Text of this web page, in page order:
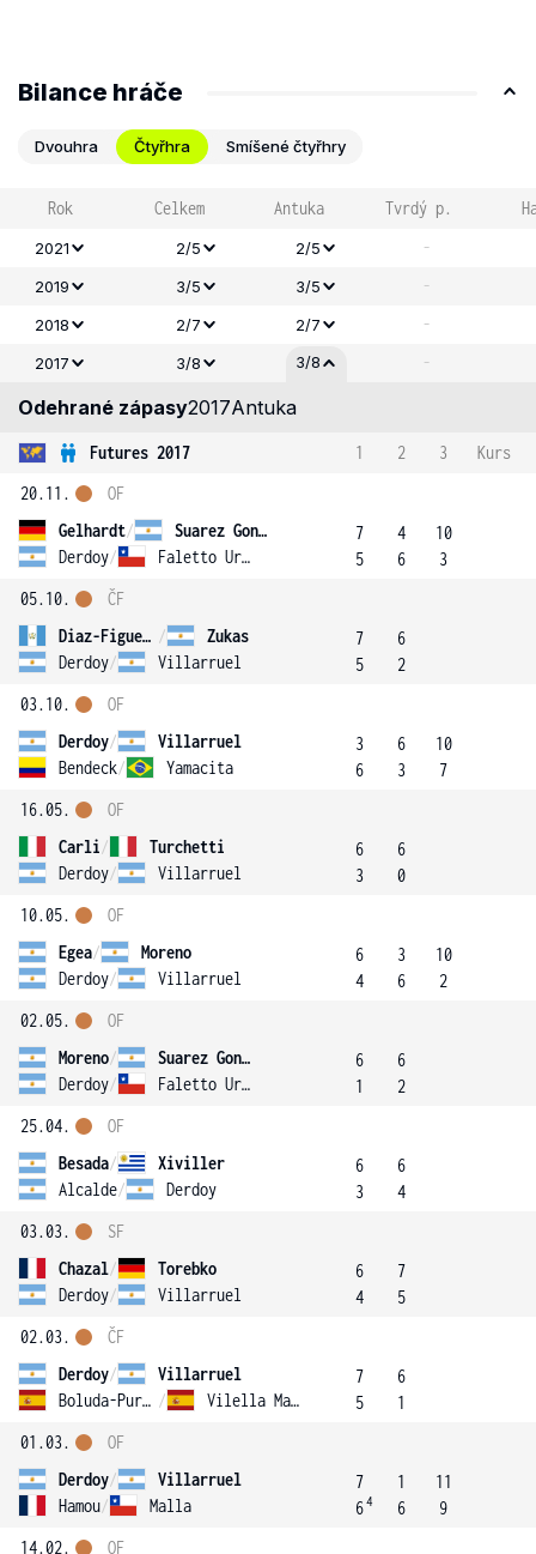
Bilance hráče
Dvouhra Čtyřhra Smíšené čtyřhry
Rok Celkem Antuka Tvrdý p.
2021 2/5 2/5 -
2019 3/5 3/5 -
2018 2/7 2/7 -
2017 3/8 3/8 -
Odehrané zápasy2017Antuka
Futures 2017 1 2 3
Kurs
20.11.
Gelhardt/
Suarez Gonzalez
Derdoy/ Faletto Ureta
OF
7
5
4
6
10
3
05.10.
Diaz-Figueroa /
Zukas
Derdoy/ Villarruel
ČF
7
5
6
2
03.10.
Derdoy/
Villarruel
Bendeck/ Yamacita
OF
3
6
6
3
10
7
16.05.
Carli/
Turchetti
Derdoy/ Villarruel
OF
6
3
6
0
10.05.
Egea/
Moreno
Derdoy/ Villarruel
OF
6
4
3
6
10
2
02.05.
Moreno/
Suarez Gonzalez
Derdoy/ Faletto Ureta
OF
6
1
6
2
25.04.
Besada/
Xiviller
Alcalde/ Derdoy
OF
6
3
6
4
03.03.
Chazal/
Torebko
Derdoy/ Villarruel
SF
6
4
7
5
02.03.
Derdoy/
Villarruel
Boluda-Purkiss / Vilella Martinez
ČF
7
5
6
1
01.03.
Derdoy/
Villarruel
Hamou/ Malla
OF
7
64
1
6
11
9
14.02.
OF